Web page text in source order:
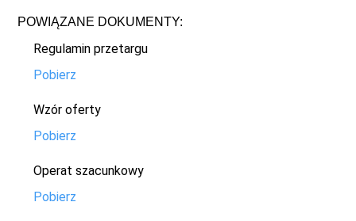
POWIĄZANE DOKUMENTY:
Regulamin przetargu
Pobierz
Wzór oferty
Pobierz
Operat szacunkowy
Pobierz